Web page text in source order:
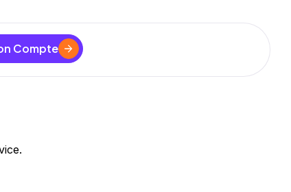
Compte